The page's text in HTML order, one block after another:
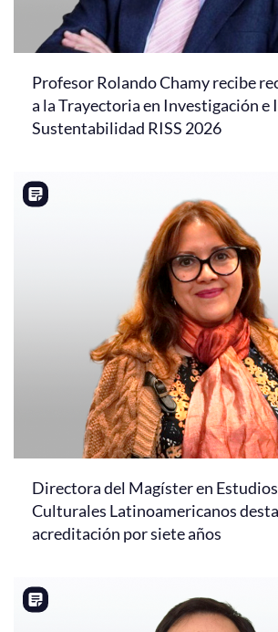
Profesor Rolando Chamy recibe
a la Trayectoria en Investigación e
Sustentabilidad RISS 2026
Directora del Magíster en
Culturales Latinoamericanos
acreditación por siete años